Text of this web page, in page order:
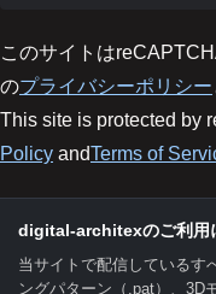
このサイトは
のプライバシーポリシー
This site is protected by
Policy andTerms of
digital-architexのご利用
当サイトで配信しているす
ングパターン（.pat）、3D